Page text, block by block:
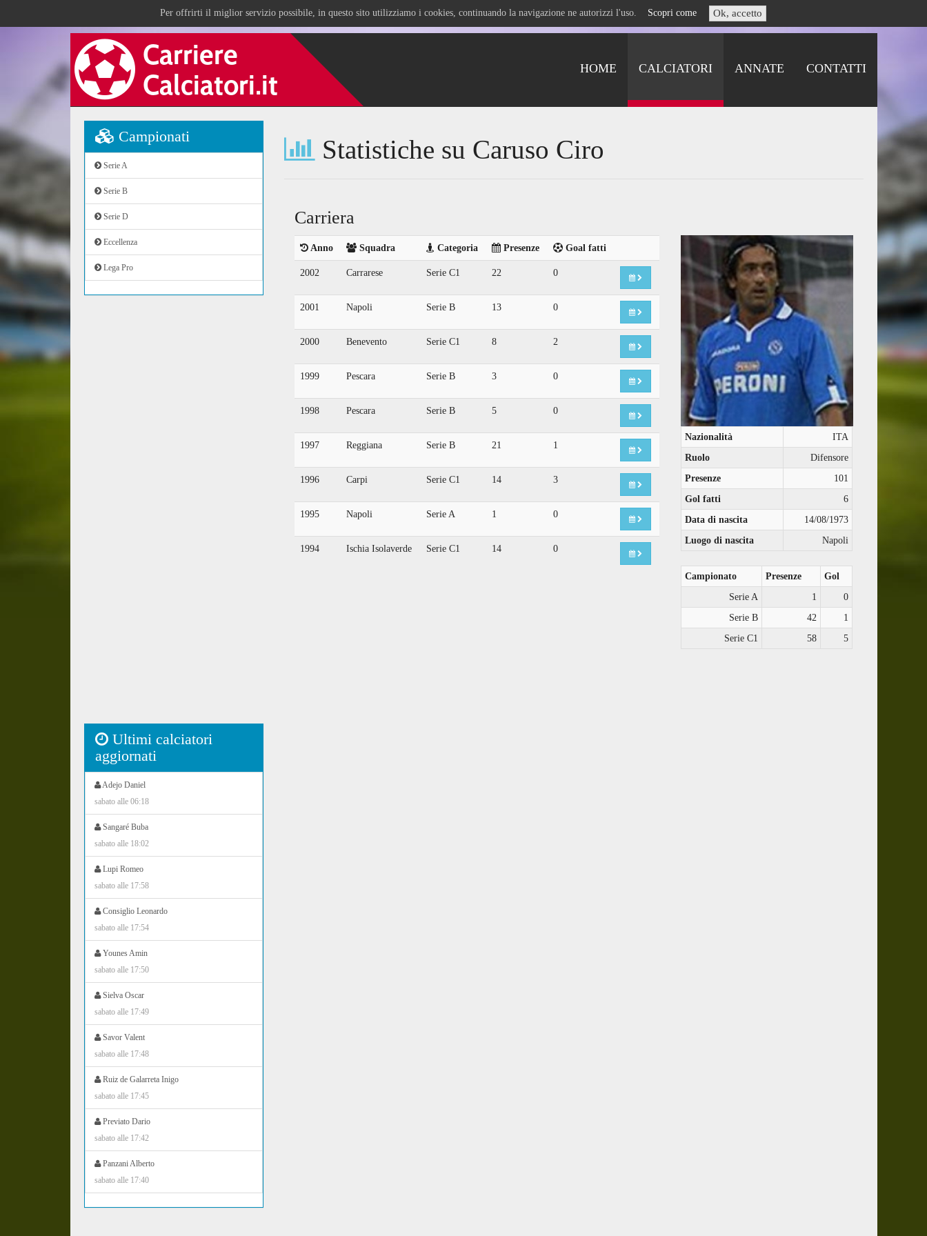
Per offrirti il miglior servizio possibile, in questo sito utilizziamo i cookies, continuando la navigazione ne autorizzi l'uso. Scopri come Ok, accetto
HOME CALCIATORI ANNATE CONTATTI
Campionati
Serie A
Serie B
Serie D
Eccellenza
Lega Pro
Ultimi calciatori
aggiornati
Adejo Daniel
sabato alle 06:18
Sangaré Buba
sabato alle 18:02
Lupi Romeo
sabato alle 17:58
Consiglio Leonardo
sabato alle 17:54
Younes Amin
sabato alle 17:50
Sielva Oscar
sabato alle 17:49
Savor Valent
sabato alle 17:48
Ruiz de Galarreta Inigo
sabato alle 17:45
Previato Dario
sabato alle 17:42
Panzani Alberto
sabato alle 17:40
Statistiche su Caruso Ciro
Carriera
Anno Squadra Categoria Presenze Goal fatti
2002 Carrarese Serie C1 22 0
2001 Napoli Serie B 13 0
2000 Benevento Serie C1 8 2
1999 Pescara Serie B 3 0
1998 Pescara Serie B 5 0
1997 Reggiana Serie B 21 1
1996 Carpi Serie C1 14 3
1995 Napoli Serie A 1 0
1994 Ischia Isolaverde Serie C1 14 0
Nazionalità
ITA
Ruolo
Difensore
Presenze
101
Gol fatti
6
Data di nascita
14/08/1973
Luogo di nascita
Napoli
Campionato Presenze
Gol
Serie A
1
0
Serie B
42
1
Serie C1
58 5